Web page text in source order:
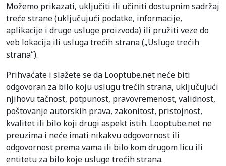
Možemo prikazati, uključiti ili učiniti dostupnim sadržaj
treće strane (uključujući podatke, informacije,
aplikacije i druge usluge proizvoda) ili pružiti veze do
veb lokacija ili usluga trećih strana („Usluge trećih
strana“).
Prihvaćate i slažete se da Looptube.net neće biti
odgovoran za bilo koju uslugu trećih strana, uključujući
njihovu tačnost, potpunost, pravovremenost, validnost,
poštovanje autorskih prava, zakonitost, pristojnost,
kvalitet ili bilo koji drugi aspekt istih. Looptube.net ne
preuzima i neće imati nikakvu odgovornost ili
odgovornost prema vama ili bilo kom drugom licu ili
entitetu za bilo koje usluge trećih strana.